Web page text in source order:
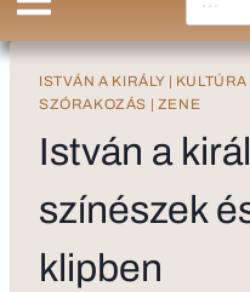
ISTVÁN A KIRÁLY| KULTÚRA
SZÓRAKOZÁS | ZENE
István a
színészek
klipben